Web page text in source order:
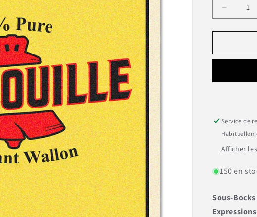
Réduire
la
quantité
Sous-
Service de
Afficher
150 en
Sous-Bocks